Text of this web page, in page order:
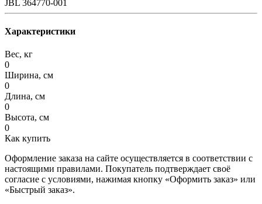
JBL 364770-001
Характеристики
Вес, кг
0
Ширина, см
0
Длина, см
0
Высота, см
0
Как купить
Оформление заказа на сайте осуществляется в соответствии с
настоящими правилами. Покупатель подтверждает своё
согласие с условиями, нажимая кнопку «Оформить заказ» или
«Быстрый заказ».